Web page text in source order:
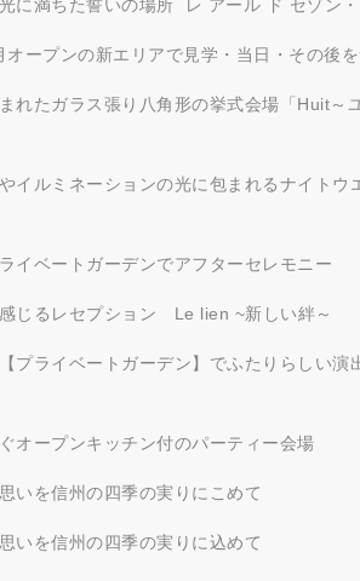
光に満ちた誓いの場所 レ アール ド セゾン・
ープンの新エリアで見学・当日・その後を
れたガラス張り八角形の挙式会場「Huit～
イルミネーションの光に包まれるナイトウ
イベートガーデンでアフターセレモニー
じるレセプション Le lien ~新しい絆～
プライベートガーデン】でふたりらしい演
オープンキッチン付のパーティー会場
いを信州の四季の実りにこめて
いを信州の四季の実りに込めて